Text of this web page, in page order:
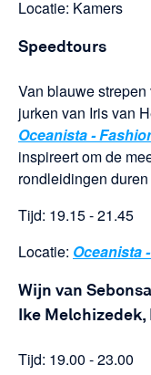
Locatie: Kamers
Speedtours
Van blauwe
jurken van Iris van
Oceanista -
inspireert om de
rondleidingen
Tijd: 19.15 - 21.45
Locatie: Oceanista
Wijn van
Ike Melchizedek,
Tijd: 19.00 - 23.00